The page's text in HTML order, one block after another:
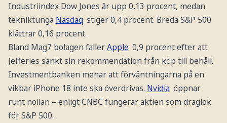
Industriindex Dow Jones är upp 0,13 procent, medan
tekniktunga Nasdaq stiger 0,4 procent. Breda S&P 500
klättrar 0,16 procent.
Bland Mag7 bolagen fallerApple 0,9 procent efter att
Jefferies sänkt sin rekommendation från köp till behåll.
Investmentbanken menar att förväntningarna på en
vikbar iPhone 18 inte ska överdrivas. Nvidia öppnar
runt nollan – enligt CNBC fungerar aktien som draglok
för S&P 500.